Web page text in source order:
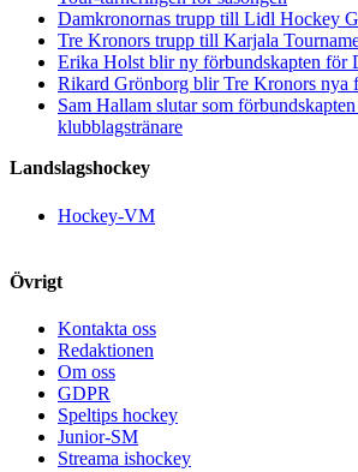
Damkronornas trupp till Lidl Hockey
Tre Kronors trupp till Karjala
Erika Holst blir ny förbundskapten för
Rikard Grönborg blir Tre Kronors nya
Sam Hallam slutar som
klubblagstränare
Landslagshockey
Hockey-VM
Övrigt
Kontakta oss
Redaktionen
Om oss
GDPR
Speltips hockey
Junior-SM
Streama ishockey